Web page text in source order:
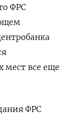
ФРС
мест все еще
ФРС